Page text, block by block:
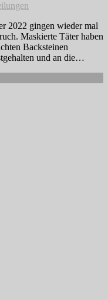
2022 gingen wieder mal
Maskierte Täter haben
Backsteinen
und an die…